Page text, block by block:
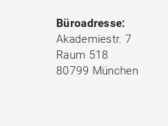
Büroadresse:
Akademiestr. 7
Raum 518
80799 München